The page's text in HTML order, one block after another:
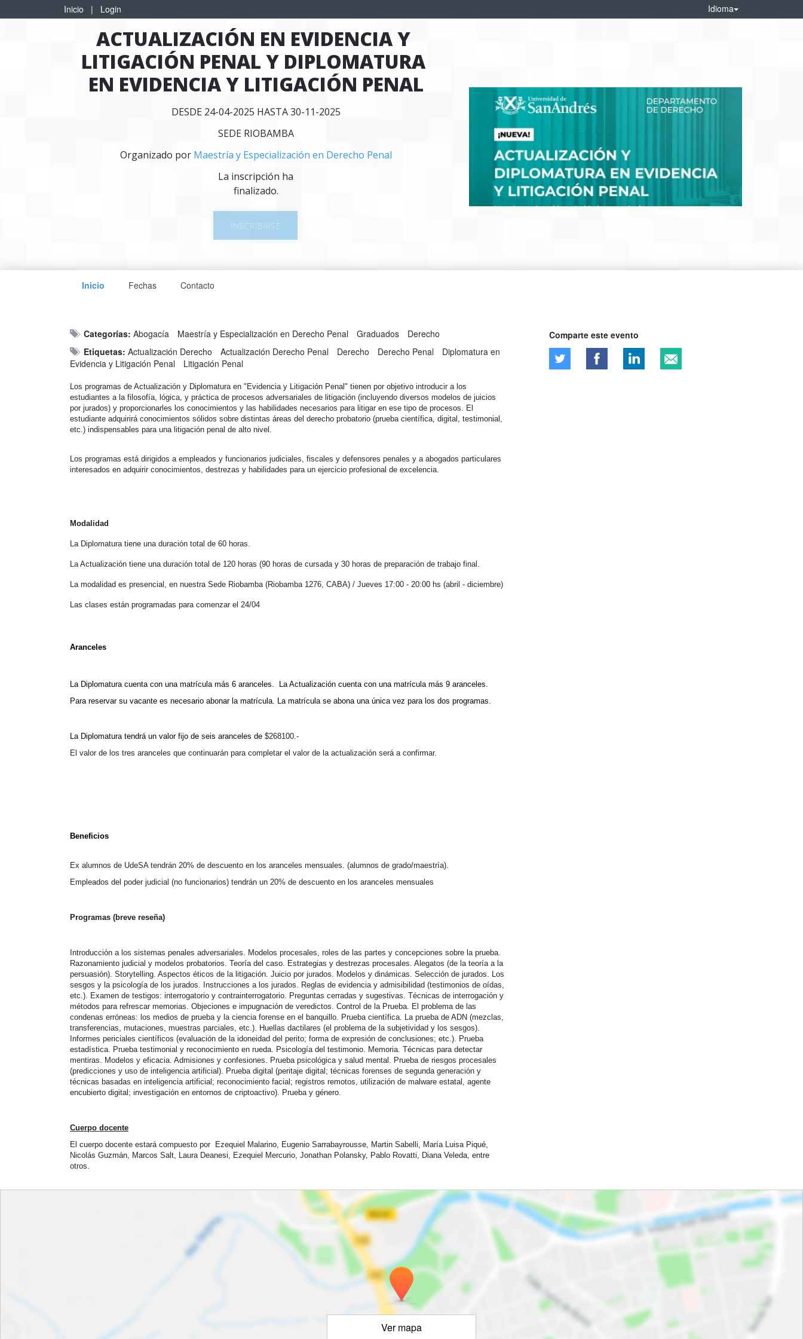
Inicio | Login Idioma
ACTUALIZACIÓN EN EVIDENCIA Y
LITIGACIÓN PENAL Y DIPLOMATURA
EN EVIDENCIA Y LITIGACIÓN PENAL
DESDE 24-04-2025 HASTA 30-11-2025
SEDE RIOBAMBA
Organizado por Maestría y Especialización en Derecho Penal
La inscripción ha
finalizado.
INSCRIBIRSE
Inicio Fechas Contacto
Categorías: Abogacía Maestría y Especialización en Derecho Penal Graduados
Derecho
Etiquetas: Actualización Derecho Actualización Derecho Penal Derecho Derecho Penal
Diplomatura en
Evidencia y Litigación Penal
Litigación Penal
Los programas de Actualización y Diplomatura en "Evidencia y Litigación Penal" tienen por objetivo introducir a los
estudiantes a la filosofía, lógica, y práctica de procesos adversariales de litigación (incluyendo diversos modelos de juicios
por jurados) y proporcionarles los conocimientos y las habilidades necesarios para litigar en ese tipo de procesos. El
estudiante adquirirá conocimientos sólidos sobre distintas áreas del derecho probatorio (prueba científica, digital, testimonial,
etc.) indispensables para una litigación penal de alto nivel.
Los programas está dirigidos a empleados y funcionarios judiciales, fiscales y defensores penales y a abogados particulares
interesados en adquirir conocimientos, destrezas y habilidades para un ejercicio profesional de excelencia.
Modalidad
La Diplomatura tiene una duración total de 60 horas.
La Actualización tiene una duración total de 120 horas (90 horas de cursada y 30 horas de preparación de trabajo final.
La modalidad es presencial, en nuestra Sede Riobamba (Riobamba 1276, CABA) / Jueves 17:00 - 20:00 hs (abril - diciembre)
Las clases están programadas para comenzar el 24/04
Aranceles
La Diplomatura cuenta con una matrícula más 6 aranceles.
La Actualización cuenta con una matrícula más 9 aranceles.
Para reservar su vacante es necesario abonar la matrícula. La matrícula se abona una única vez para los dos programas.
La Diplomatura tendrá un valor fijo de seis aranceles de $268100.-
El valor de los tres aranceles que continuarán para completar el valor de la actualización será a confirmar.
Beneficios
Ex alumnos de UdeSA tendrán 20% de descuento en los aranceles mensuales. (alumnos de grado/maestría).
Empleados del poder judicial (no funcionarios) tendrán un 20% de descuento en los aranceles mensuales
Programas (breve reseña)
Introducción a los sistemas penales adversariales. Modelos procesales, roles de las partes y concepciones sobre la prueba.
Razonamiento judicial y modelos probatorios. Teoría del caso. Estrategias y destrezas procesales. Alegatos (de la teoría a la
persuasión). Storytelling. Aspectos éticos de la litigación. Juicio por jurados. Modelos y dinámicas. Selección de jurados. Los
sesgos y la psicología de los jurados. Instrucciones a los jurados. Reglas de evidencia y admisibilidad (testimonios de oídas,
etc.). Examen de testigos: interrogatorio y contrainterrogatorio. Preguntas cerradas y sugestivas. Técnicas de interrogación y
métodos para refrescar memorias. Objeciones e impugnación de veredictos. Control de la Prueba. El problema de las
condenas erróneas: los medios de prueba y la ciencia forense en el banquillo. Prueba científica. La prueba de ADN (mezclas,
transferencias, mutaciones, muestras parciales, etc.). Huellas dactilares (el problema de la subjetividad y los sesgos).
Informes periciales científicos (evaluación de la idoneidad del perito; forma de expresión de conclusiones; etc.). Prueba
estadística. Prueba testimonial y reconocimiento en rueda. Psicología del testimonio. Memoria. Técnicas para detectar
mentiras. Modelos y eficacia. Admisiones y confesiones. Prueba psicológica y salud mental. Prueba de riesgos procesales
(predicciones y uso de inteligencia artificial). Prueba digital (peritaje digital; técnicas forenses de segunda generación y
técnicas basadas en inteligencia artificial; reconocimiento facial; registros remotos, utilización de malware estatal, agente
encubierto digital; investigación en entornos de criptoactivo). Prueba y género.
Cuerpo docente
El cuerpo docente estará compuesto por
Ezequiel Malarino, Eugenio Sarrabayrousse, Martin Sabelli, María Luisa Piqué,
Nicolás Guzmán, Marcos Salt, Laura Deanesi, Ezequiel Mercurio, Jonathan Polansky, Pablo Rovatti, Diana Veleda, entre
otros.
Comparte este evento
Ver mapa